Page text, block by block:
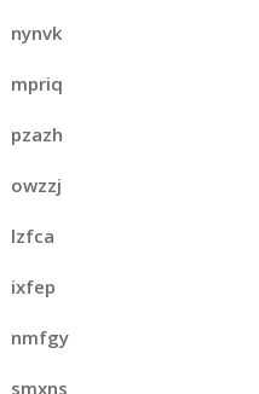
nynvk
mpriq
pzazh
owzzj
lzfca
ixfep
nmfgy
smxns